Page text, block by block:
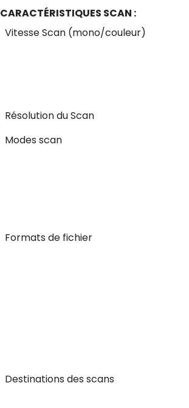
CARACTÉRISTIQUES SCAN :
Vitesse Scan (mono/couleur)
Résolution du Scan
Modes scan
Formats de fichier
Destinations des scans